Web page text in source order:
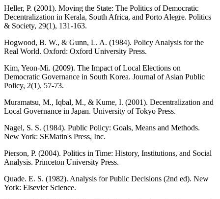
Heller, P. (2001). Moving the State: The Politics of Democratic
Decentralization in Kerala, South Africa, and Porto Alegre. Politics
& Society, 29(1), 131-163.
Hogwood, B. W., & Gunn, L. A. (1984). Policy Analysis for the
Real World. Oxford: Oxford University Press.
Kim, Yeon-Mi. (2009). The Impact of Local Elections on
Democratic Governance in South Korea. Journal of Asian Public
Policy, 2(1), 57-73.
Muramatsu, M., Iqbal, M., & Kume, I. (2001). Decentralization and
Local Governance in Japan. University of Tokyo Press.
Nagel, S. S. (1984). Public Policy: Goals, Means and Methods.
New York: SEMatin's Press, Inc.
Pierson, P. (2004). Politics in Time: History, Institutions, and Social
Analysis. Princeton University Press.
Quade. E. S. (1982). Analysis for Public Decisions (2nd ed). New
York: Elsevier Science.